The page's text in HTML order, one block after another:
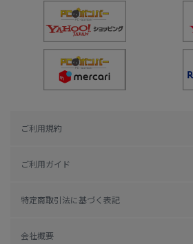
ご利用規約
ご利用ガイド
特定商取引法に基づく表記
会社概要